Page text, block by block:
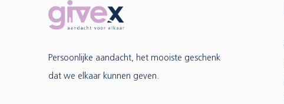
Persoonlijke aandacht, het mooiste geschenk
dat we elkaar kunnen geven.